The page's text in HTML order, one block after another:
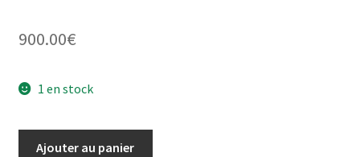
900.00€
1 en stock
Ajouter au panier